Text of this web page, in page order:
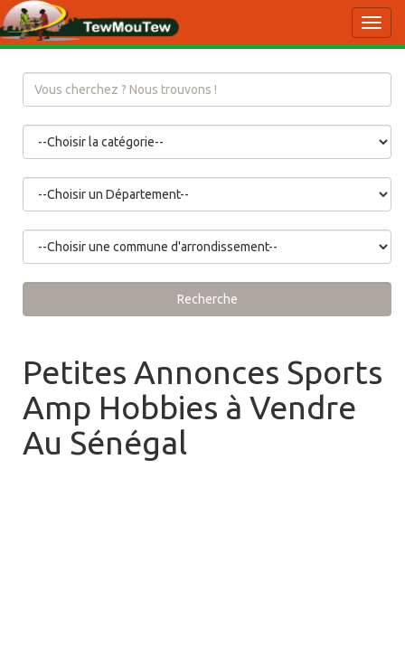
Recherche
Petites Annonces Sports
Amp Hobbies à Vendre
Au Sénégal